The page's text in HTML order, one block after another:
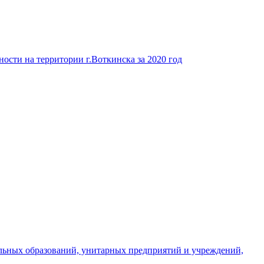
на территории г.Воткинска за 2020 год
образований, унитарных предприятий и учреждений,